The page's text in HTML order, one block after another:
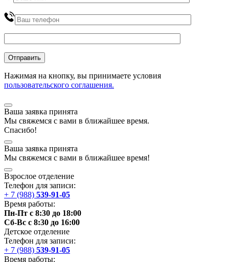
Нажимая на кнопку, вы принимаете условия
пользовательского соглашения.
Ваша заявка принята
Мы свяжемся с вами в ближайшее время.
Спасибо!
Ваша заявка принята
Мы свяжемся с вами в ближайшее время!
Взрослое отделение
Телефон для записи:
+ 7 (988) 539-91-05
Время работы:
Пн-Пт с 8:30 до 18:00
Сб-Вс с 8:30 до 16:00
Детское отделение
Телефон для записи:
+ 7 (988) 539-91-05
Время работы: